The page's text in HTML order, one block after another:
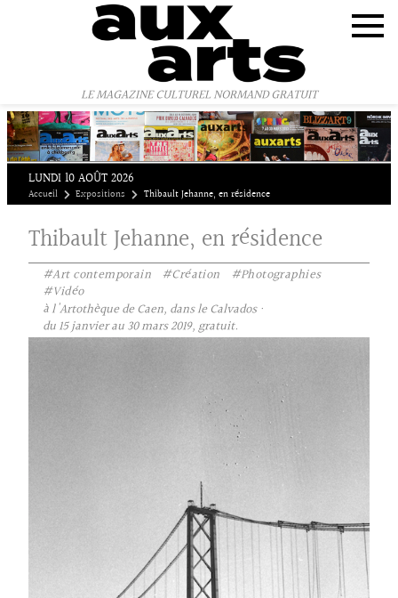
LE MAGAZINE CULTUREL NORMAND GRATUIT
LUNDI 10 AOÛT 2026
Accueil Expositions Thibault Jehanne, en résidence
Thibault Jehanne, en résidence
#Art contemporain #Création
#Photographies
#Vidéo
à l'Artothèque de Caen, dans le Calvados ·
du 15 janvier au 30 mars 2019, gratuit.
Panneau de gestion des cookies